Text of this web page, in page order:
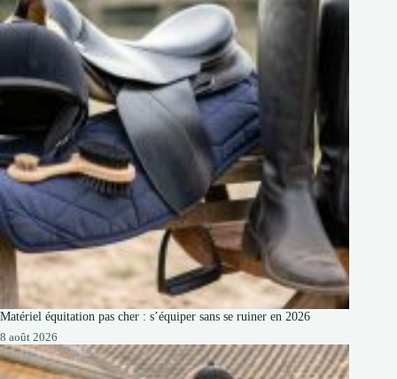
Matériel équitation pas cher : s’équiper sans se ruiner en 2026
8 août 2026